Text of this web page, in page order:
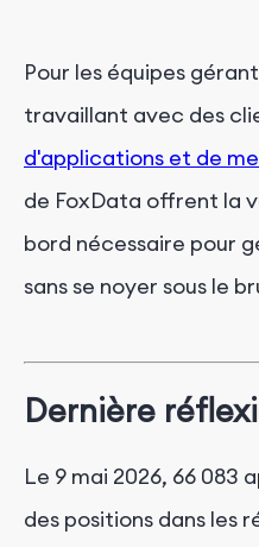
Pour les équipes
travaillant avec des
d'applications et de
de FoxData offrent la
bord nécessaire pour
sans se noyer sous le
Dernière
Le 9 mai 2026, 66 083
des positions dans les